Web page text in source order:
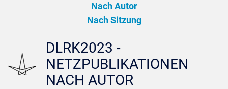
Nach Autor
Nach Sitzung
DLRK2023 -
NETZPUBLIKATIONEN
NACH AUTOR